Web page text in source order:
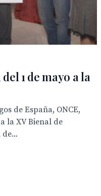
1 de mayo a la
de España, ONCE,
la XV Bienal de